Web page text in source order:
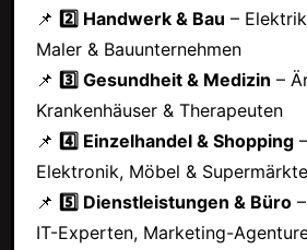
📌 2️⃣ Handwerk & Bau –
Maler & Bauunternehmen
📌 3️⃣ Gesundheit & Medizin –
Krankenhäuser & Therapeuten
📌 4️⃣ Einzelhandel & Shopping
Elektronik, Möbel & Supermärkte
📌 5️⃣ Dienstleistungen & Büro–
IT-Experten, Marketing-